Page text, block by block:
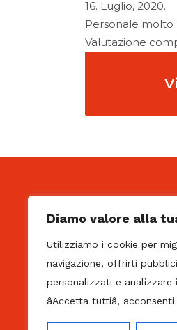
Diamo valore alla
Utilizziamo i cookie per
navigazione, offrirti
personalizzati e
âAccetta tuttiâ,
16. Luglio, 2020.
Personale molto
Valutazione
ORARI DI
Sabato:
Domenica: